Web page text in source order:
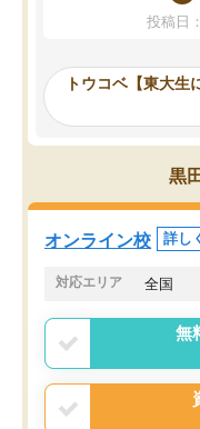
か、オプションは付
事が出来ました。
ーティングを行い、
見てから講師を決定す
す。
うちの子は、初回面
オンラインツールを使
共有があり宿題もそち
でした。
言う事で講師変更の
まりに短期での変更
う事にして退会しま
戻せ、授業内容や講
と思います。
投稿日
トウコベ【東大生
黒
オンライン校 詳し
対応エリア 全国
無